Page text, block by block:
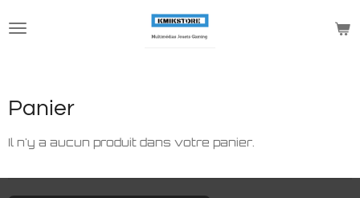
au
Panier
Il n'y a aucun produit dans votre panier.